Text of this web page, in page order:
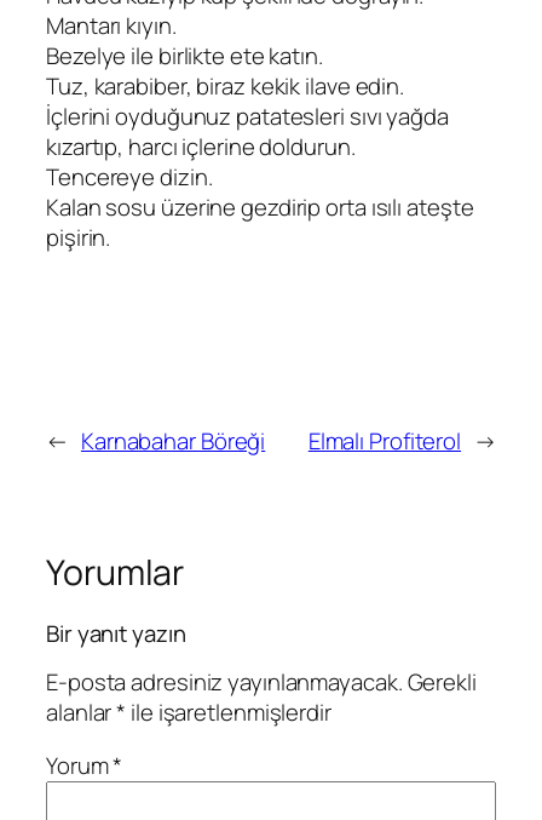
Mantarı kıyın.
Bezelye ile birlikte ete katın.
Tuz, karabiber, biraz kekik ilave edin.
İçlerini oyduğunuz patatesleri sıvı yağda
kızartıp, harcı içlerine doldurun.
Tencereye dizin.
Kalan sosu üzerine gezdirip orta ısılı ateşte
pişirin.
← Karnabahar Böreği Elmalı Profiterol →
Yorumlar
Bir yanıt yazın
E-posta adresiniz yayınlanmayacak.Gerekli
alanlar* ile işaretlenmişlerdir
Yorum*